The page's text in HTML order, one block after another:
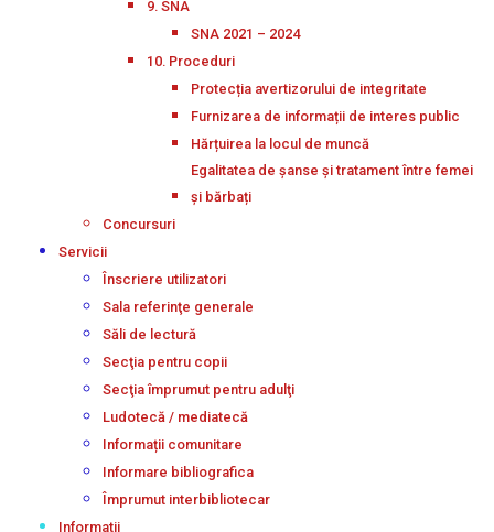
9. SNA
SNA 2021 – 2024
10. Proceduri
Protecția avertizorului de integritate
Furnizarea de informații de interes public
Hărțuirea la locul de muncă
Egalitatea de șanse și tratament între femei
și bărbați
Concursuri
Servicii
Înscriere utilizatori
Sala referinţe generale
Săli de lectură
Secţia pentru copii
Secţia împrumut pentru adulţi
Ludotecă / mediatecă
Informații comunitare
Informare bibliografica
Împrumut interbibliotecar
Informatii